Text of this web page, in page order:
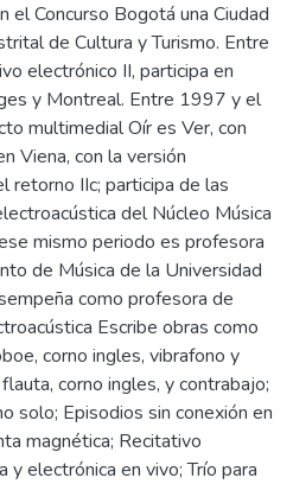
el Concurso Bogotá una Ciudad
de Cultura y Turismo. Entre
electrónico II, participa en
y Montreal. Entre 1997 y el
multimedial Oír es Ver, con
Viena, con la versión
retorno IIc; participa de las
del Núcleo Música
mismo periodo es profesora
de Música de la Universidad
como profesora de
Escribe obras como
corno ingles, vibrafono y
corno ingles, y contrabajo;
solo; Episodios sin conexión en
magnética; Recitativo
y electrónica en vivo; Trío para